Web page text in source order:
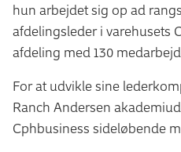
hun arbejdet sig op ad
afdelingsleder i varehusets
afdeling med 130
For at udvikle sine
Ranch Andersen
Cphbusiness sideløbende